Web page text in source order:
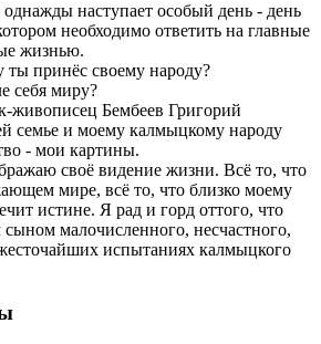
наступает особый день - день
необходимо ответить на главные
жизнью.
принёс своему народу?
себя миру?
живописец Бембеев Григорий
семье и моему калмыцкому народу
- мои картины.
своё видение жизни. Всё то, что
мире, всё то, что близко моему
истине. Я рад и горд оттого, что
малочисленного, несчастного,
испытаниях калмыцкого